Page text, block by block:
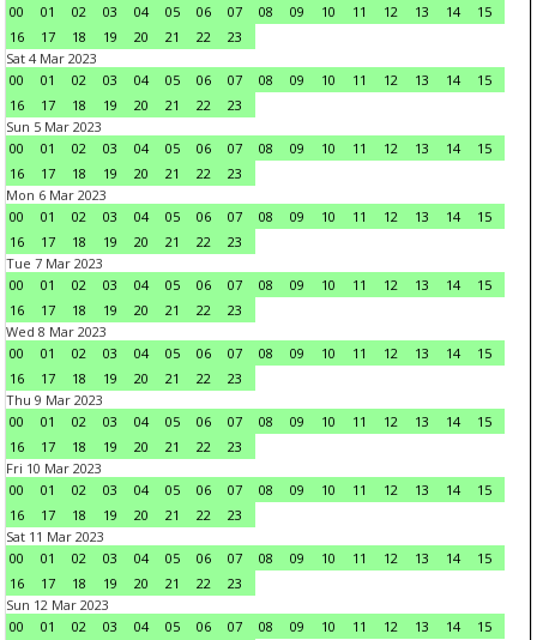
00
01 02 03 04 05 06 07 08 09 10 11 12 13 14
15
16
17 18 19 20 21 22
23
Sat 4 Mar 2023
00
01 02 03 04 05 06 07 08 09 10 11 12 13 14
15
16
17 18 19 20 21 22
23
Sun 5 Mar 2023
00
01 02 03 04 05 06 07 08 09 10 11 12 13 14
15
16
17 18 19 20 21 22
23
Mon 6 Mar 2023
00
01 02 03 04 05 06 07 08 09 10 11 12 13 14
15
16
17 18 19 20 21 22
23
Tue 7 Mar 2023
00
01 02 03 04 05 06 07 08 09 10 11 12 13 14
15
16
17 18 19 20 21 22
23
Wed 8 Mar 2023
00
01 02 03 04 05 06 07 08 09 10 11 12 13 14
15
16
17 18 19 20 21 22
23
Thu 9 Mar 2023
00
01 02 03 04 05 06 07 08 09 10 11 12 13 14
15
16
17 18 19 20 21 22
23
Fri 10 Mar 2023
00
01 02 03 04 05 06 07 08 09 10 11 12 13 14
15
16
17 18 19 20 21 22
23
Sat 11 Mar 2023
00
01 02 03 04 05 06 07 08 09 10 11 12 13 14
15
16
17 18 19 20 21 22
23
Sun 12 Mar 2023
00
01 02 03 04 05 06 07 08 09 10 11 12 13 14 15